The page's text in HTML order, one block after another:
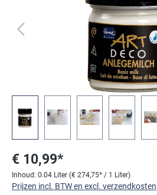
€ 10,99*
Inhoud: 0.04 Liter (€ 274,75* / 1 Liter)
Prijzen incl. BTW en excl. verzendkosten